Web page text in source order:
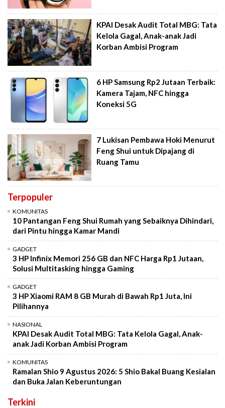
KPAI Desak Audit Total MBG: Tata
Kelola Gagal, Anak-anak Jadi
Korban Ambisi Program
6 HP Samsung Rp2 Jutaan Terbaik:
Kamera Tajam, NFC hingga
Koneksi 5G
7 Lukisan Pembawa Hoki Menurut
Feng Shui untuk Dipajang di
Ruang Tamu
Terpopuler
KOMUNITAS
10 Pantangan Feng Shui Rumah yang Sebaiknya Dihindari,
dari Pintu hingga Kamar Mandi
GADGET
3 HP Infinix Memori 256 GB dan NFC Harga Rp1 Jutaan,
Solusi Multitasking hingga Gaming
GADGET
3 HP Xiaomi RAM 8 GB Murah di Bawah Rp1 Juta, Ini
Pilihannya
NASIONAL
KPAI Desak Audit Total MBG: Tata Kelola Gagal, Anak-
anak Jadi Korban Ambisi Program
KOMUNITAS
Ramalan Shio 9 Agustus 2026: 5 Shio Bakal Buang Kesialan
dan Buka Jalan Keberuntungan
Terkini